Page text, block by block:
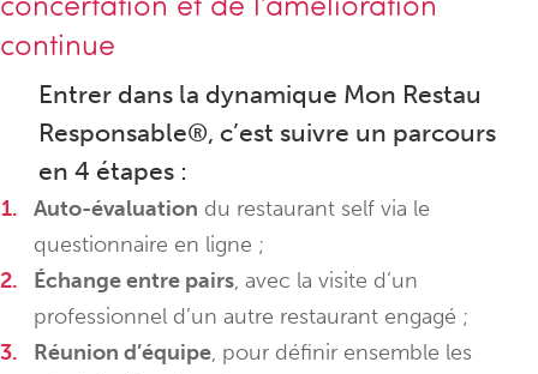
continue
Entrer dans la dynamique Mon Restau
Responsable®, c’est suivre un parcours
en 4 étapes :
Auto-évaluation du restaurant self via le
questionnaire en ligne ;
Échange entre pairs, avec la visite d’un
professionnel d’un autre restaurant engagé ;
Réunion d’équipe, pour définir ensemble les